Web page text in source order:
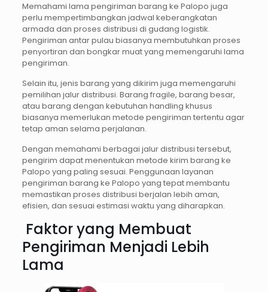
Memahami lama pengiriman barang ke Palopo juga
perlu mempertimbangkan jadwal keberangkatan
armada dan proses distribusi di gudang logistik.
Pengiriman antar pulau biasanya membutuhkan proses
penyortiran dan bongkar muat yang memengaruhi lama
pengiriman.
Selain itu, jenis barang yang dikirim juga memengaruhi
pemilihan jalur distribusi. Barang fragile, barang besar,
atau barang dengan kebutuhan handling khusus
biasanya memerlukan metode pengiriman tertentu agar
tetap aman selama perjalanan.
Dengan memahami berbagai jalur distribusi tersebut,
pengirim dapat menentukan metode kirim barang ke
Palopo yang paling sesuai. Penggunaan layanan
pengiriman barang ke Palopo yang tepat membantu
memastikan proses distribusi berjalan lebih aman,
efisien, dan sesuai estimasi waktu yang diharapkan.
Faktor yang Membuat
Pengiriman Menjadi Lebih
Lama